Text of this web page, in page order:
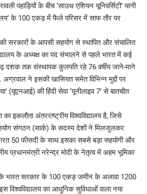
पहाड़ियों के बीच ‘साउथ एशियन यूनिवर्सिटी’ यानी
के 100 एकड़ में फैले परिसर में साफ तौर पर
सरकारों के आपसी सहयोग से स्थापित और संचालित
के अध्यक्ष का पद संभालने से पहले भारत में कई
डेढ़ दशक तक संस्थापक कुलपति रहे 76 वर्षीय जाने-माने
अग्रवाल ने इसकी खासियत समेत विभिन्न मुद्दों पर
(यूएनआई) की हिंदी सेवा ‘यूनीलाइव 7’ से बातचीत
का इकलौता अंतरराष्ट्रीय विश्वविद्यालय है, जिसे
सहयोग संगठन (सार्क) के सदस्य देशों ने मिलजुलकर
50 फीसदी के साथ इसका सबसे बड़ा सहयोगी और
प्रधानमंत्री नरेन्द्र मोदी के नेतृत्व में अहम भूमिका
भारत सरकार के 100 एकड़ जमीन के अलावा 1200
विश्वविद्यालय का आधुनिक सुविधाओं वाला नया